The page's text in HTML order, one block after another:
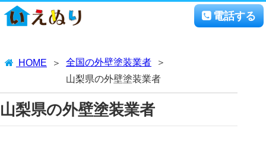
電話する
HOME
全国の外壁塗装業者
山梨県の外壁塗装業者
山梨県の外壁塗装業者